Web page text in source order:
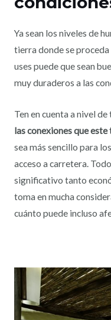
Ya sean los niveles de
tierra donde se
uses puede que sean
muy duraderos a las
Ten en cuenta a nivel
las conexiones que este
sea más sencillo para
acceso a carretera.
significativo tanto
toma en mucha
cuánto puede incluso